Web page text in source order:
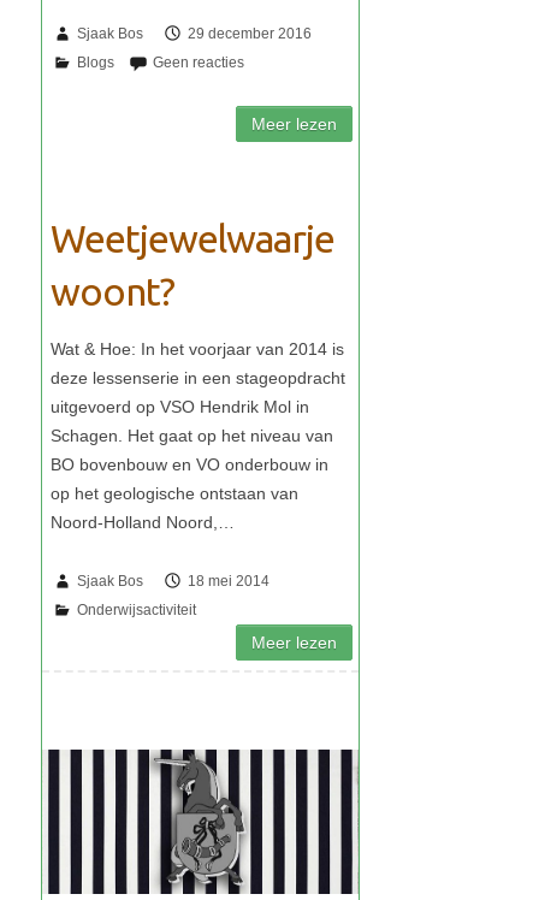
Sjaak Bos 29 december 2016
Weetjewelwaarje
woont?
Sjaak Bos 18 mei 2014